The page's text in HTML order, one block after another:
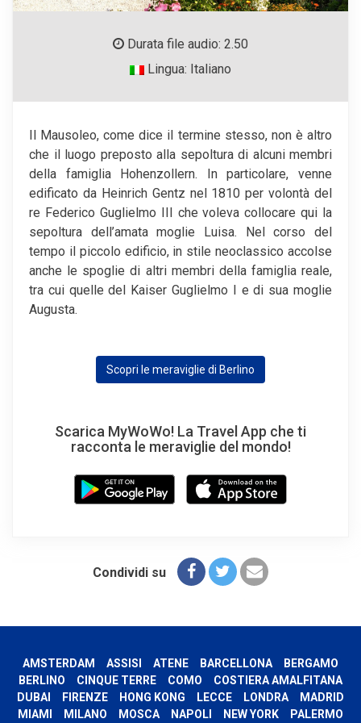
Durata file audio: 2.50
Lingua: Italiano
Il Mausoleo, come dice il termine stesso, non è altro
che il luogo preposto alla sepoltura di alcuni membri
della famiglia Hohenzollern. In particolare, venne
edificato da Heinrich Gentz nel 1810 per volontà del
re Federico Guglielmo III che voleva collocare qui la
sepoltura dell’amata moglie Luisa. Nel corso del
tempo il piccolo edificio, in stile neoclassico accolse
anche le spoglie di altri membri della famiglia reale,
tra cui quelle del Kaiser Guglielmo I e di sua moglie
Augusta.
Scopri le meraviglie di Berlino
Scarica MyWoWo! La Travel App che ti
racconta le meraviglie del mondo!
Condividi su
AMSTERDAM ASSISI ATENE BARCELLONA
BERGAMO
BERLINO
CINQUE TERRE COMO
COSTIERA AMALFITANA
DUBAI
FIRENZE HONG KONG LECCE LONDRA
MADRID
MIAMI
MILANO MOSCA NAPOLI NEW YORK PALERMO